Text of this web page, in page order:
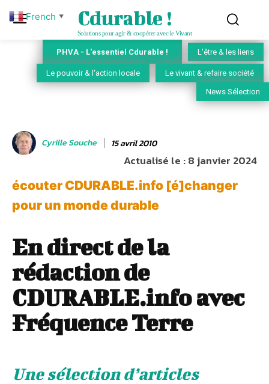
Cdurable !
Solutions pour agir & coopérer avec le Vivant
PHVA - L'essentiel Cdurable ! L'être & les liens
Le pouvoir & l'action locale Le vivant & refaire société
News Sélection
Cyrille Souche 15 avril 2010
Actualisé le :8 janvier 2024
écouter CDURABLE.info [é]changer
pour un monde durable
En direct de la
rédaction de
CDURABLE.info avec
Fréquence Terre
Une sélection d’articles
French ▼